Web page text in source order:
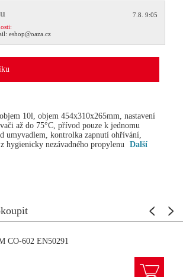
7.8. 9:05
eshop@oaza.cz
10l, objem 454x310x265mm, nastavení
až do 75°C, přívod pouze k jednomu
umyvadlem, kontrolka zapnutí ohřívání,
hygienicky nezávadného propylenu
Další
CO-602 EN50291